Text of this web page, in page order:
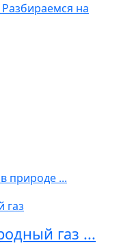
на
природе ...
газ ...